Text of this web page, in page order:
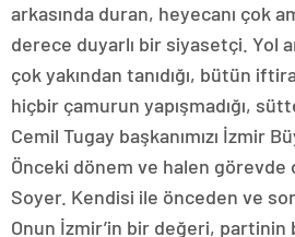
arkasında duran, heyecanı çok
derece duyarlı bir siyasetçi. Yol
çok yakından tanıdığı, bütün
hiçbir çamurun yapışmadığı,
Cemil Tugay başkanımızı İzmir
Önceki dönem ve halen görevde
Soyer. Kendisi ile önceden ve
Onun İzmir’in bir değeri,